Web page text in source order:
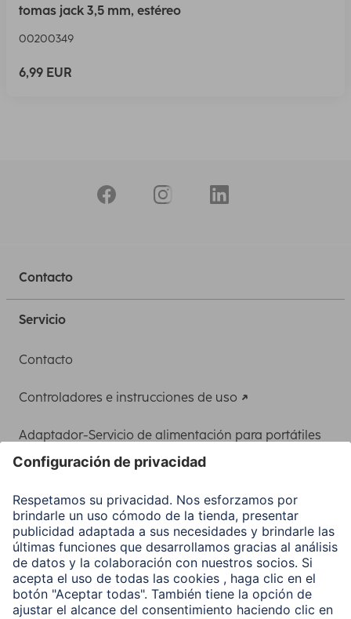
tomas jack 3,5 mm, estéreo
00200349
6,99 EUR
Contacto
Servicio
Contacto
Controladores e instrucciones de uso
Adaptador-Servicio de alimentación para portátiles
Clientes online
Conviértete en distribuidor
Compañía